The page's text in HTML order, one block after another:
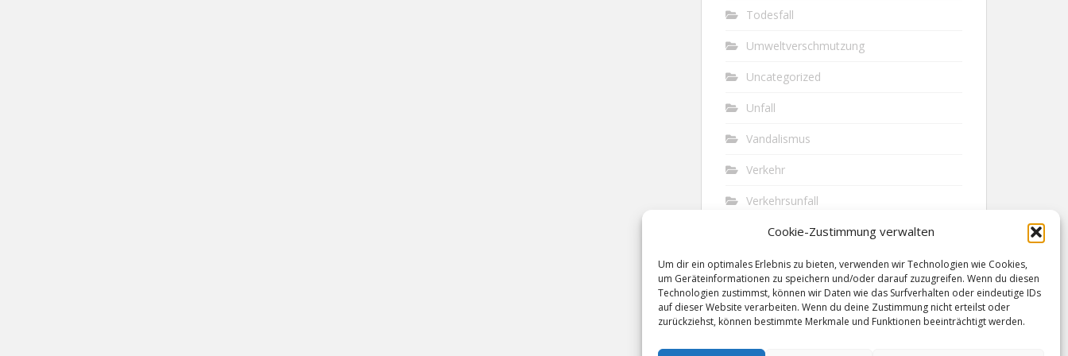
Cookie-Zustimmung verwalten
Um dir ein optimales Erlebnis zu bieten, verwenden wir Technologien wie Cookies,
um Geräteinformationen zu speichern und/oder darauf zuzugreifen. Wenn du diesen
Technologien zustimmst, können wir Daten wie das Surfverhalten oder eindeutige IDs
auf dieser Website verarbeiten. Wenn du deine Zustimmung nicht erteilst oder
zurückziehst, können bestimmte Merkmale und Funktionen beeinträchtigt werden.
Todesfall
Umweltverschmutzung
Uncategorized
Unfall
Vandalismus
Verkehr
Verkehrsunfall
Vermisst
Waffen
Wilderei